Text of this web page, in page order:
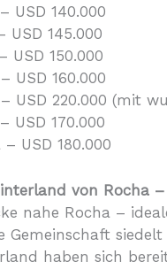
USD 140.000
USD 145.000
USD 150.000
USD 160.000
USD 220.000 (mit
USD 170.000
USD 180.000
von Rocha
nahe Rocha –
Gemeinschaft
haben sich